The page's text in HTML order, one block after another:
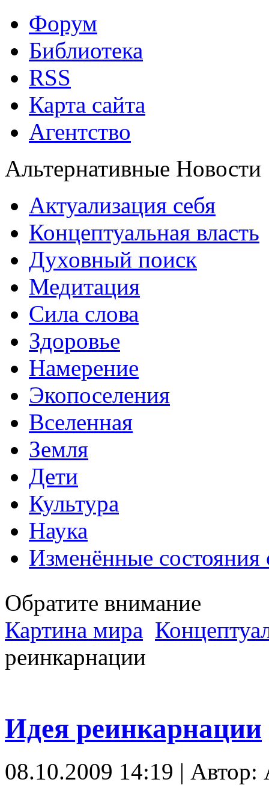
Форум
Библиотека
RSS
Карта сайта
Агентство
Альтернативные Новости
Актуализация себя
Концептуальная власть
Духовный поиск
Медитация
Сила слова
Здоровье
Намерение
Экопоселения
Вселенная
Земля
Дети
Культура
Наука
Изменённые состояния
Обратите внимание
Картина мира
реинкарнации
Идея реинкарнации
08.10.2009 14:19 | Автор: